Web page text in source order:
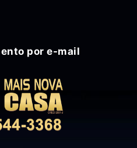
por e-mail